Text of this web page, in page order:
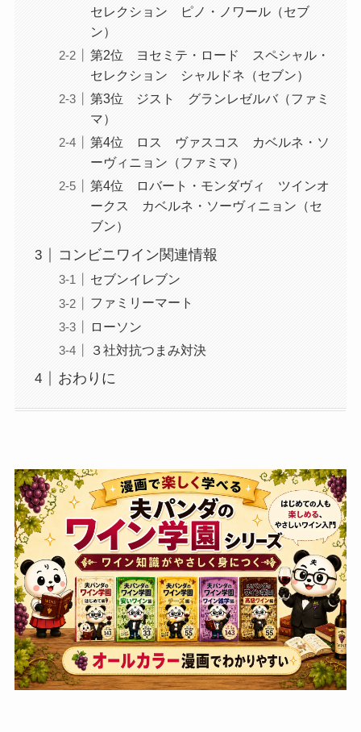
セレクション ピノ・ノワール（セブ
ン）
第2位 ヨセミテ・ロード スペシャル・
セレクション シャルドネ（セブン）
第3位 ジスト グランレゼルバ（ファミ
マ）
第4位 ロス ヴァスコス カベルネ・ソ
ーヴィニョン（ファミマ）
第4位 ロバート・モンダヴィ ツインオ
ークス カベルネ・ソーヴィニョン（セ
ブン）
コンビニワイン関連情報
セブンイレブン
ファミリーマート
ローソン
３社対抗つまみ対決
おわりに